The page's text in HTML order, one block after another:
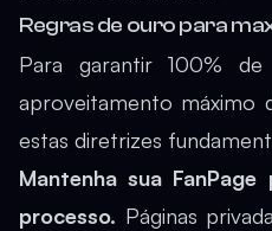
Regras de ouro para
Para garantir 100%
aproveitamento máximo
estas diretrizes
Mantenha sua
processo. Páginas